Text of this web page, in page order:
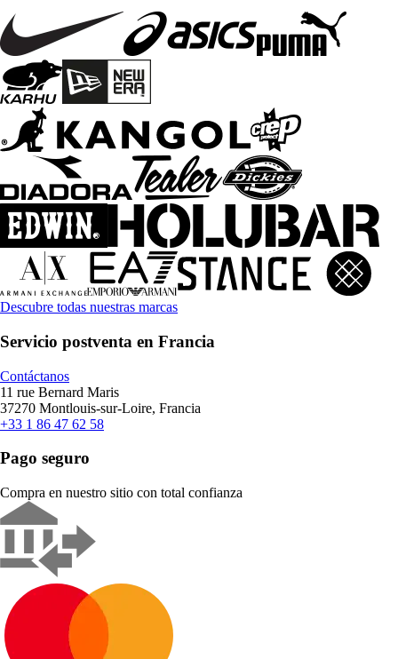
Descubre todas nuestras marcas
Servicio postventa en Francia
Contáctanos
11 rue Bernard Maris
37270 Montlouis-sur-Loire, Francia
+33 1 86 47 62 58
Pago seguro
Compra en nuestro sitio con total confianza